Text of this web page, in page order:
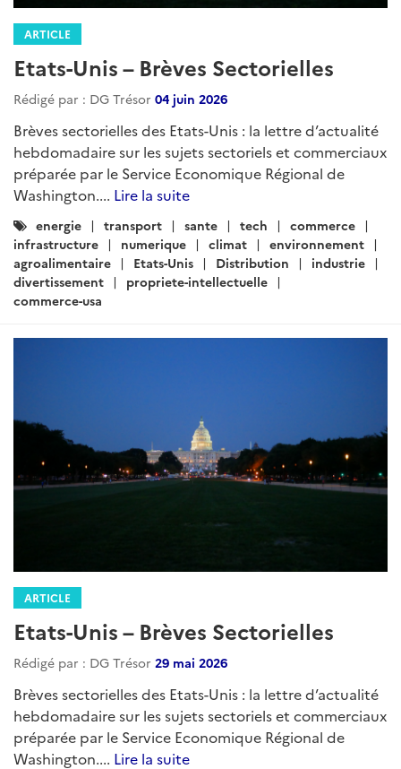
ARTICLE
Etats-Unis – Brèves Sectorielles
Rédigé par : DG Trésor 04 juin 2026
Brèves sectorielles des Etats-Unis : la lettre d’actualité
hebdomadaire sur les sujets sectoriels et commerciaux
préparée par le Service Economique Régional de
Washington.... Lire la suite
Catégories
:
energie transport sante tech
commerce
infrastructure
numerique climat
environnement
agroalimentaire
Etats-Unis Distribution
industrie
divertissement
propriete-intellectuelle
commerce-usa
ARTICLE
Etats-Unis – Brèves Sectorielles
Rédigé par : DG Trésor 29 mai 2026
Brèves sectorielles des Etats-Unis : la lettre d’actualité
hebdomadaire sur les sujets sectoriels et commerciaux
préparée par le Service Economique Régional de
Washington.... Lire la suite